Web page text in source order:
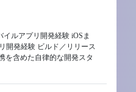
イルアプリ開発経験 iOSま
開発経験 ビルド／リリース
を含めた自律的な開発スタ